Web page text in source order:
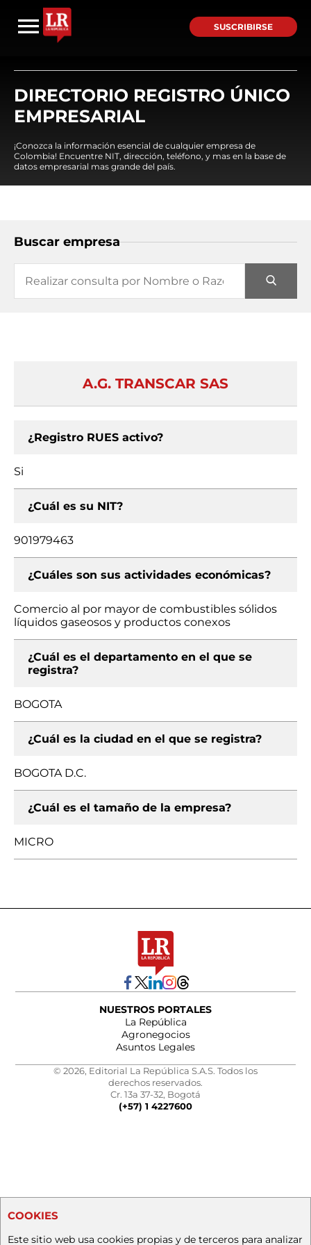
SUSCRIBIRSE
DIRECTORIO REGISTRO ÚNICO
EMPRESARIAL
¡Conozca la información esencial de cualquier empresa de
Colombia! Encuentre NIT, dirección, teléfono, y mas en la base de
datos empresarial mas grande del país.
Buscar empresa
A.G. TRANSCAR SAS
¿Registro RUES activo?
Si
¿Cuál es su NIT?
901979463
¿Cuáles son sus actividades económicas?
Comercio al por mayor de combustibles sólidos
líquidos gaseosos y productos conexos
¿Cuál es el departamento en el que se
registra?
BOGOTA
¿Cuál es la ciudad en el que se registra?
BOGOTA D.C.
¿Cuál es el tamaño de la empresa?
MICRO
NUESTROS PORTALES
La República
Agronegocios
Asuntos Legales
© 2026, Editorial La República S.A.S. Todos los
derechos reservados.
Cr. 13a 37-32, Bogotá
(+57) 1 4227600
COOKIES
Este sitio web usa cookies propias y de terceros para analizar